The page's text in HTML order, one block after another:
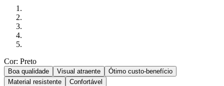
Cor: Preto
Boa qualidade Visual atraente
Ótimo custo-benefício
Material resistente
Confortável